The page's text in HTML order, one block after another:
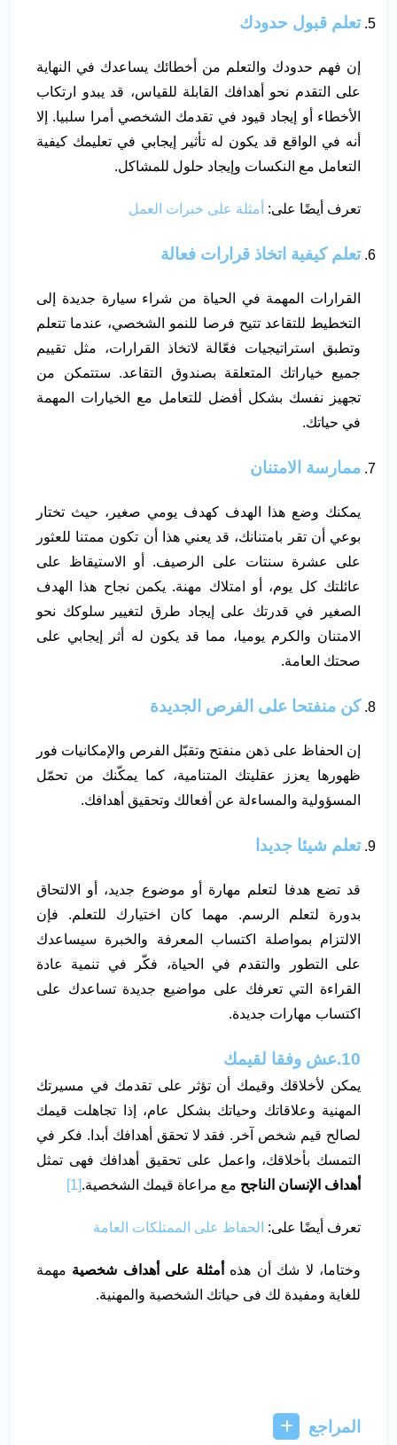
تعلم قبول حدودك
إن فهم حدودك والتعلم من أخطائك يساعدك في النهاية
على التقدم نحو أهدافك القابلة للقياس، قد يبدو ارتكاب
الأخطاء أو إيجاد قيود في تقدمك الشخصي أمرا سلبيا. إلا
أنه في الواقع قد يكون له تأثير إيجابي في تعليمك كيفية
التعامل مع النكسات وإيجاد حلول للمشاكل.
تعرف أيضًا على: أمثلة على خبرات العمل
تعلم كيفية اتخاذ قرارات فعالة
القرارات المهمة في الحياة من شراء سيارة جديدة إلى
التخطيط للتقاعد تتيح فرصا للنمو الشخصي، عندما تتعلم
وتطبق استراتيجيات فعّالة لاتخاذ القرارات، مثل تقييم
جميع خياراتك المتعلقة بصندوق التقاعد. ستتمكن من
تجهيز نفسك بشكل أفضل للتعامل مع الخيارات المهمة
في حياتك.
ممارسة الامتنان
يمكنك وضع هذا الهدف كهدف يومي صغير، حيث تختار
بوعي أن تقر بامتنانك، قد يعني هذا أن تكون ممتنا للعثور
على عشرة سنتات على الرصيف. أو الاستيقاظ على
عائلتك كل يوم، أو امتلاك مهنة. يكمن نجاح هذا الهدف
الصغير في قدرتك على إيجاد طرق لتغيير سلوكك نحو
الامتنان والكرم يوميا، مما قد يكون له أثر إيجابي على
صحتك العامة.
كن منفتحا على الفرص الجديدة
إن الحفاظ على ذهن منفتح وتقبّل الفرص والإمكانيات فور
ظهورها يعزز عقليتك المتنامية، كما يمكّنك من تحمّل
المسؤولية والمساءلة عن أفعالك وتحقيق أهدافك.
تعلم شيئا جديدا
قد تضع هدفا لتعلم مهارة أو موضوع جديد، أو الالتحاق
بدورة لتعلم الرسم. مهما كان اختيارك للتعلم. فإن
الالتزام بمواصلة اكتساب المعرفة والخبرة سيساعدك
على التطور والتقدم في الحياة، فكّر في تنمية عادة
القراءة التي تعرفك على مواضيع جديدة تساعدك على
اكتساب مهارات جديدة.
10.عش وفقا لقيمك
يمكن لأخلاقك وقيمك أن تؤثر على تقدمك في مسيرتك
المهنية وعلاقاتك وحياتك بشكل عام، إذا تجاهلت قيمك
لصالح قيم شخص آخر. فقد لا تحقق أهدافك أبدا. فكر في
التمسك بأخلاقك، واعمل على تحقيق أهدافك فهى تمثل
أهداف الإنسان الناجح مع مراعاة قيمك الشخصية.[1]
تعرف أيضًا على: الحفاظ على الممتلكات العامة
وختاما، لا شك أن هذه أمثلة على أهداف شخصية مهمة
للغاية ومفيدة لك فى حياتك الشخصية والمهنية.
المراجع